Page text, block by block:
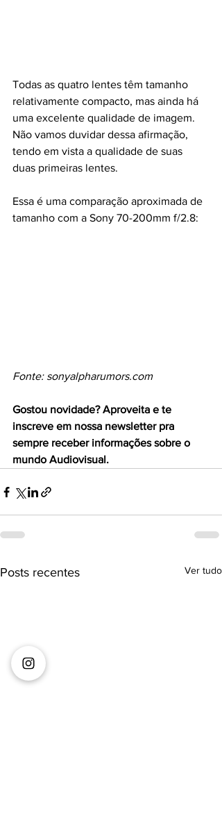
Todas as quatro lentes têm tamanho
relativamente compacto, mas ainda há
uma excelente qualidade de imagem.
Não vamos duvidar dessa afirmação,
tendo em vista a qualidade de suas
duas primeiras lentes.
Essa é uma comparação aproximada de
tamanho com a Sony 70-200mm f/2.8:
Fonte: sonyalpharumors.com
Gostou novidade? Aproveita e te
inscreve em nossa newsletter pra
sempre receber informações sobre o
mundo Audiovisual.
Posts recentes Ver tudo